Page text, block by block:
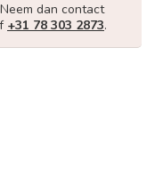
dan contact
+31 78 303 2873.